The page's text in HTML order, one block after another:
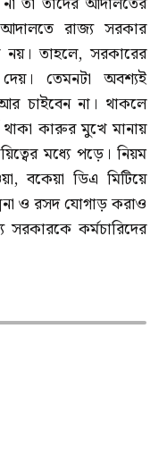
আদালতে রাজ্য সরকার
নয়। তাহলে, সরকারের
তেমনটা অবশ্যই
চাইবেন না। থাকলে
কারুর মুখে মানায়
মধ্যে পড়ে। নিয়ম
বকেয়া ডিএ মিটিয়ে
ও রসদ যোগাড় করাও
কর্মচারিদের